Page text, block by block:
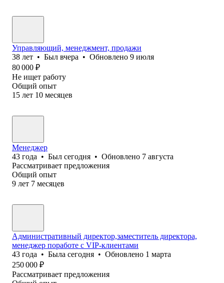
Управляющий, менеджмент, продажи
38 лет • Был вчера • Обновлено 9 июля
80 000 ₽
Не ищет работу
Общий опыт
15 лет 10 месяцев
Менеджер
43 года • Был сегодня • Обновлено 7 августа
Рассматривает предложения
Общий опыт
9 лет 7 месяцев
Административный директор,заместитель директора,
менеджер поработе с VIP-клиентами
43 года • Была сегодня • Обновлено 1 марта
250 000 ₽
Рассматривает предложения